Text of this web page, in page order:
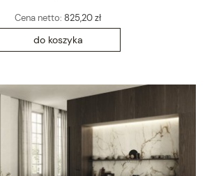
Cena netto: 825,20 zł
do koszyka